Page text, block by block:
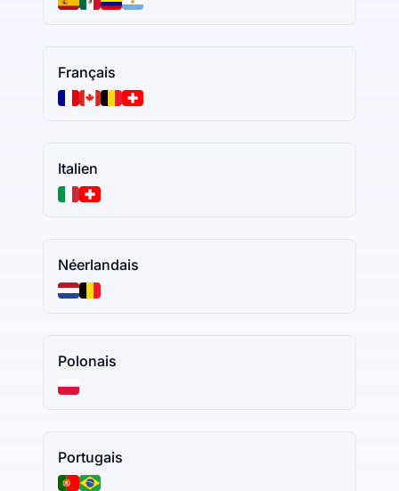
Français
Italien
Néerlandais
Polonais
Portugais